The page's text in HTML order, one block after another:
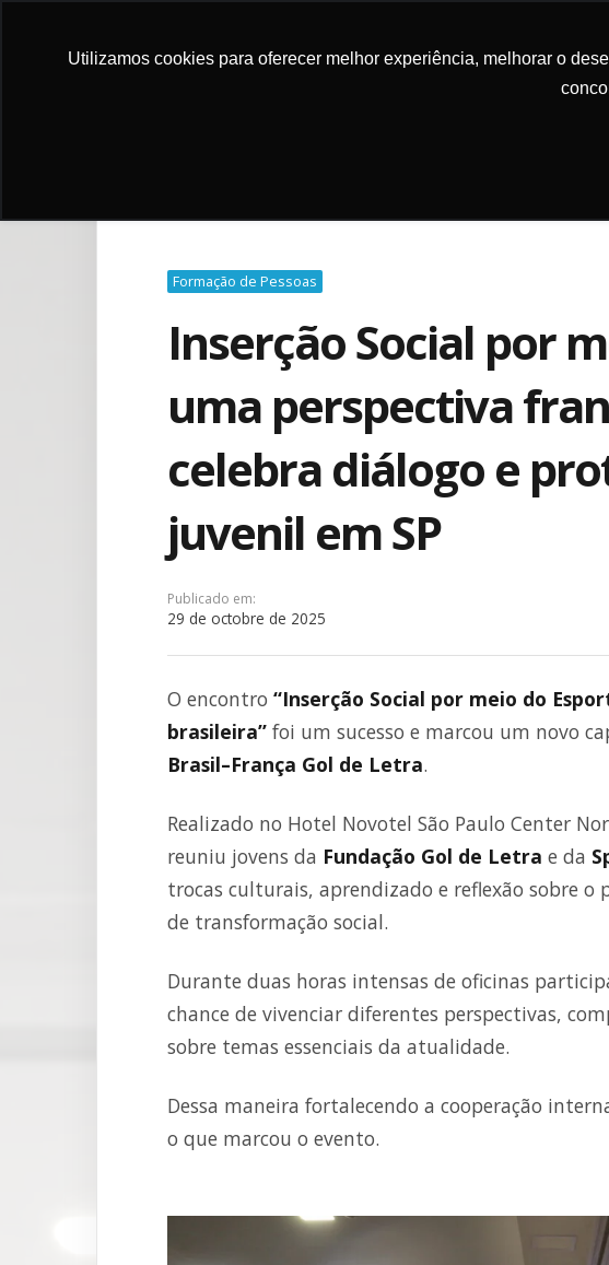
Utilizamos cookies para oferecer melhor experiência, melhorar o
LA
Formação de Pessoas
Inserção Social por
uma perspectiva
celebra diálogo e
juvenil em SP
Publicado em:
29 de octobre de 2025
O encontro “Inserção Social por meio do
brasileira” foi um sucesso e marcou um novo
Brasil–França Gol de Letra.
Realizado no Hotel Novotel São Paulo Center
reuniu jovens da Fundação Gol de Letra e da
trocas culturais, aprendizado e reflexão sobre
de transformação social.
Durante duas horas intensas de oficinas
chance de vivenciar diferentes perspectivas,
sobre temas essenciais da atualidade.
Dessa maneira fortalecendo a cooperação
o que marcou o evento.